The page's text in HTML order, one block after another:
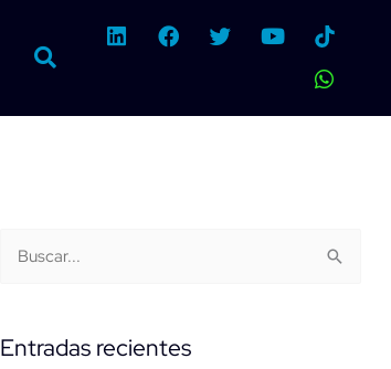
L
i
F
a
T
w
Y
o
W
h
a
t
Buscar:
Entradas recientes
por